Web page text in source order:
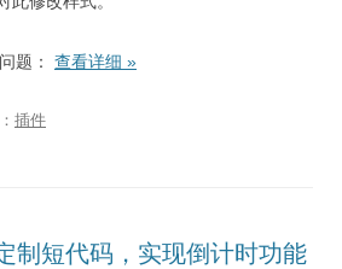
题： 查看详细 »
插件
制短代码，实现倒计时功能